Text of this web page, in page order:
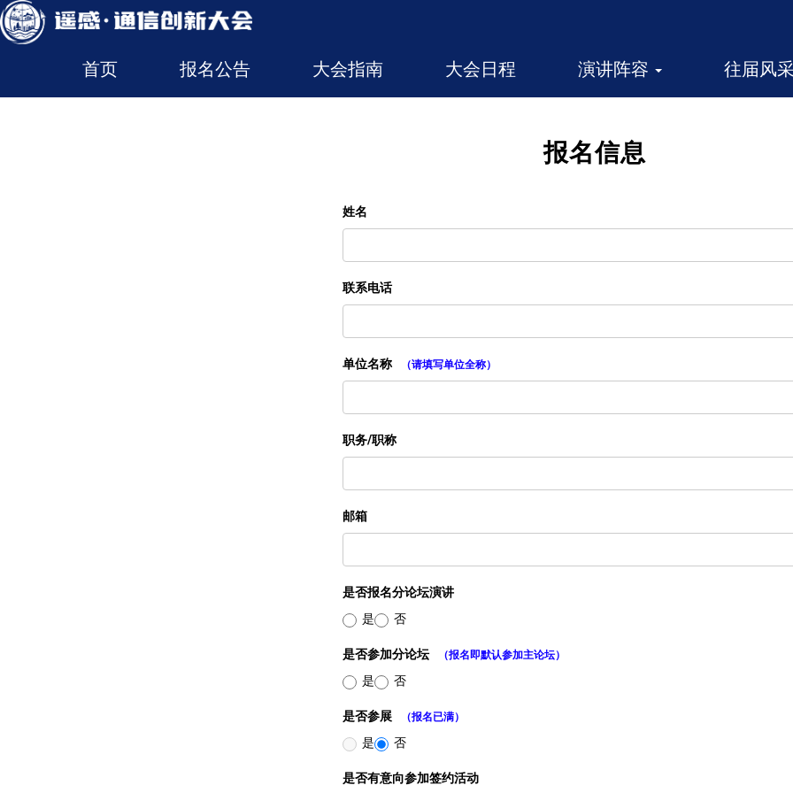
首页 报名公告 大会指南 大会日程 演讲阵容 往届风
报名信息
姓名
联系电话
单位名称 （请填写单位全称）
职务/职称
邮箱
是否报名分论坛演讲
是
否
是否参加分论坛 （报名即默认参加主论坛）
是 否
是否参展 （报名已满）
是 否
是否有意向参加签约活动